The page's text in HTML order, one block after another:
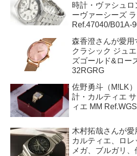
時計・ヴァシュ
ーヴァーシーズ
Ref.47040/B01A-
森香澄さんが愛用
クラシック ジュ
ズゴールド&ロー
32RGRG
佐野勇斗（M!LK
計・カルティエ
ィエ MM
木村拓哉さんが愛
カルティエ、ロ
メガ、ブルガリ、